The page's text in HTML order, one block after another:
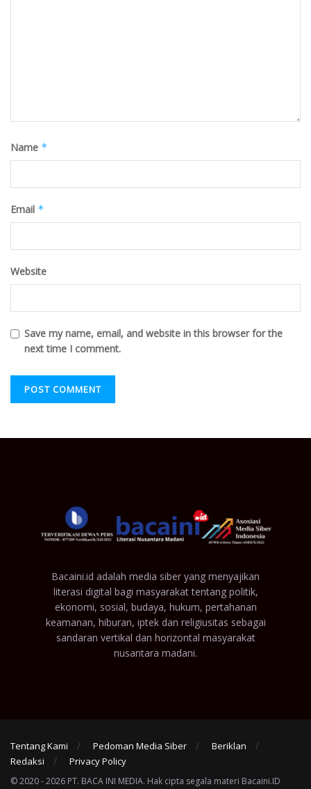
Name *
Email *
Website
Save my name, email, and website in this browser for the
next time I comment.
Bacaini.id adalah media siber yang menyajikan
literasi digital bagi masyarakat tentang politik,
ekonomi, sosial, budaya, hukum, pertahanan
keamanan, hiburan, iptek dan religiusitas sebagai
sandaran vertikal dan horizontal masyarakat
nusantara madani.
Tentang Kami Pedoman Media Siber
Beriklan
Redaksi
Privacy Policy
© 2020 - 2026 PT. BACA INI MEDIA. Hak cipta segala materi Bacaini.ID